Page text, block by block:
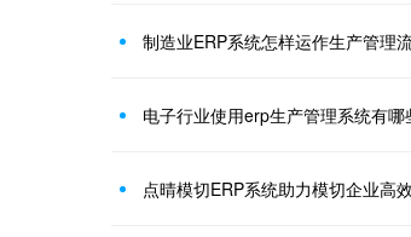
制造业ERP系统怎样运作生产管理
电子行业使用erp生产管理系统有
点晴模切ERP系统助力模切企业高